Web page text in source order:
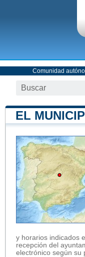
Comunidad
EL
y horarios indicados
recepción del
electrónico según su